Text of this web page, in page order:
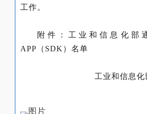
工作。
附件：工业和信息化部
APP（SDK）名单
工业和信息